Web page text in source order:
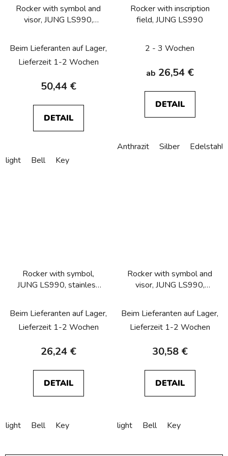
Rocker with symbol and
visor, JUNG LS990,
Beim Lieferanten auf Lager,
Lieferzeit 1-2 Wochen
50,44 €
DETAIL
light Bell Key
Rocker with inscription
field, JUNG LS990
2 - 3 Wochen
ab 26,54 €
DETAIL
Anthrazit Silber Edelstahl
Rocker with symbol,
JUNG LS990, stainless
Beim Lieferanten auf Lager,
Lieferzeit 1-2 Wochen
26,24 €
DETAIL
light Bell Key
Rocker with symbol and
visor, JUNG LS990,
Beim Lieferanten auf Lager,
Lieferzeit 1-2 Wochen
30,58 €
DETAIL
light Bell Key